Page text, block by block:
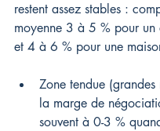
restent assez stables :
moyenne 3 à 5 % pour un
et 4 à 6 % pour une
Zone tendue
la marge de
souvent à 0-3 %